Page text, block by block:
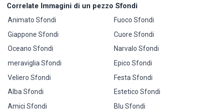
Correlate Immagini di un pezzo Sfondi
Animato Sfondi
Giappone Sfondi
Oceano Sfondi
meraviglia Sfondi
Veliero Sfondi
Alba Sfondi
Amici Sfondi
Fuoco Sfondi
Cuore Sfondi
Narvalo Sfondi
Epico Sfondi
Festa Sfondi
Estetico Sfondi
Blu Sfondi